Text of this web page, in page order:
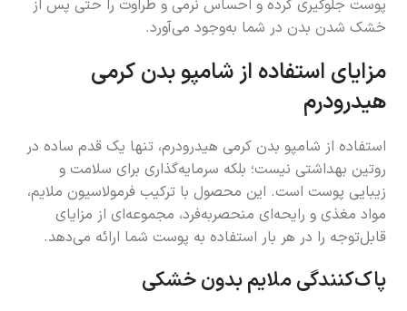
پوست جلوگیری کرده و احساس نرمی و طراوت را حتی پس از
خشک شدن بدن در شما به‌وجود می‌آورد.
مزایای استفاده از شامپو بدن کرمی
هیدرودرم
استفاده از شامپو بدن کرمی هیدرودرم، تنها یک قدم ساده در
روتین بهداشتی نیست؛ بلکه سرمایه‌گذاری برای سلامت و
زیبایی پوست است. این محصول با ترکیب فرمولاسیون ملایم،
مواد مغذی و رایحه‌ای منحصربه‌فرد، مجموعه‌ای از مزایای
قابل‌توجه را در هر بار استفاده به پوست شما ارائه می‌دهد.
پاک‌کنندگی ملایم بدون خشکی